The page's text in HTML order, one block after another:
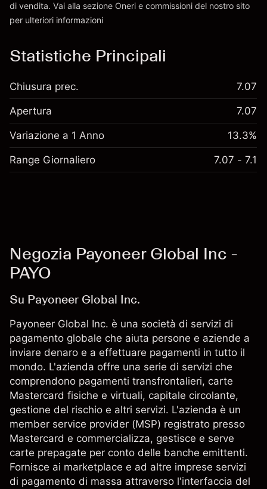
di vendita. Vai alla sezione Oneri e commissioni del nostro sito
per ulteriori informazioni
Statistiche Principali
Chiusura prec. 7.07
Apertura 7.07
Variazione a 1 Anno 13.3%
Range Giornaliero 7.07 - 7.1
Negozia Payoneer Global Inc -
PAYO
Su Payoneer Global Inc.
Payoneer Global Inc. è una società di servizi di
pagamento globale che aiuta persone e aziende a
inviare denaro e a effettuare pagamenti in tutto il
mondo. L'azienda offre una serie di servizi che
comprendono pagamenti transfrontalieri, carte
Mastercard fisiche e virtuali, capitale circolante,
gestione del rischio e altri servizi. L'azienda è un
member service provider (MSP) registrato presso
Mastercard e commercializza, gestisce e serve
carte prepagate per conto delle banche emittenti.
Fornisce ai marketplace e ad altre imprese servizi
di pagamento di massa attraverso l'interfaccia del